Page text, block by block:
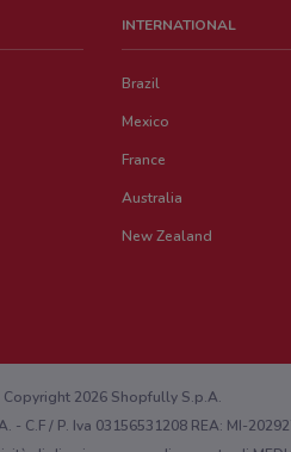
INTERNATIONAL
Brazil
Mexico
France
Australia
New Zealand
2026 Shopfully S.p.A.
- C.F / P. Iva 03156531208 REA: MI-